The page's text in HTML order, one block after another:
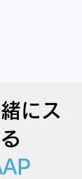
にス